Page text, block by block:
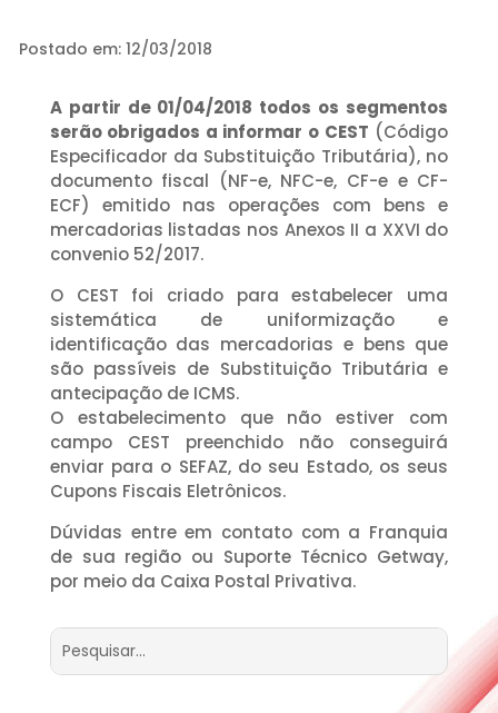
Postado em: 12/03/2018
A partir de 01/04/2018 todos os segmentos
serão obrigados a informar o CEST (Código
Especificador da Substituição Tributária), no
documento fiscal (NF-e, NFC-e, CF-e e CF-
ECF) emitido nas operações com bens e
mercadorias listadas nos Anexos II a XXVI do
convenio 52/2017.
O CEST foi criado para estabelecer uma
sistemática de uniformização e
identificação das mercadorias e bens que
são passíveis de Substituição Tributária e
antecipação de ICMS.
O estabelecimento que não estiver com
campo CEST preenchido não conseguirá
enviar para o SEFAZ, do seu Estado, os seus
Cupons Fiscais Eletrônicos.
Dúvidas entre em contato com a Franquia
de sua região ou Suporte Técnico Getway,
por meio da Caixa Postal Privativa.